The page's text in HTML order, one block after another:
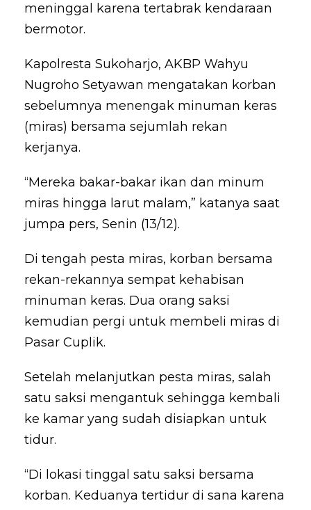
meninggal karena tertabrak kendaraan
bermotor.
Kapolresta Sukoharjo, AKBP Wahyu
Nugroho Setyawan mengatakan korban
sebelumnya menengak minuman keras
(miras) bersama sejumlah rekan
kerjanya.
“Mereka bakar-bakar ikan dan minum
miras hingga larut malam,” katanya saat
jumpa pers, Senin (13/12).
Di tengah pesta miras, korban bersama
rekan-rekannya sempat kehabisan
minuman keras. Dua orang saksi
kemudian pergi untuk membeli miras di
Pasar Cuplik.
Setelah melanjutkan pesta miras, salah
satu saksi mengantuk sehingga kembali
ke kamar yang sudah disiapkan untuk
tidur.
“Di lokasi tinggal satu saksi bersama
korban. Keduanya tertidur di sana karena